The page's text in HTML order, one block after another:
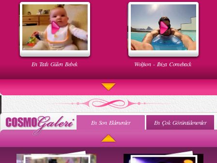
En Tatlı Gülen Bebek Wolfson - Ibiza Comeback
Uyuyan Bebeğe Gangnam Dinletilirse Ne Olur
En Son Eklenenler En Çok Görüntülenenler